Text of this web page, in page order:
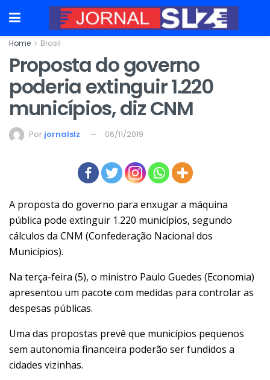
Home Brasil
Proposta do governo
poderia extinguir 1.220
municípios, diz CNM
Por jornalslz 06/11/2019
A proposta do governo para enxugar a máquina
pública pode extinguir 1.220 municípios, segundo
cálculos da CNM (Confederação Nacional dos
Municípios).
Na terça-feira (5), o ministro Paulo Guedes (Economia)
apresentou um pacote com medidas para controlar as
despesas públicas.
Uma das propostas prevê que municípios pequenos
sem autonomia financeira poderão ser fundidos a
cidades vizinhas.